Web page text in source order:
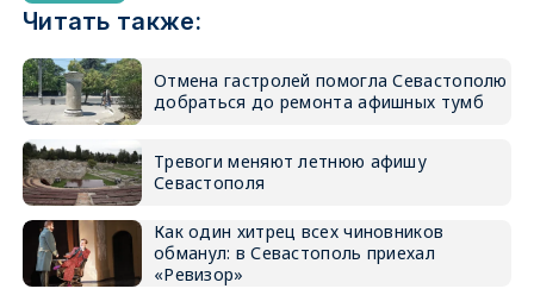
Читать также:
Отмена гастролей помогла Севастополю
добраться до ремонта афишных тумб
Тревоги меняют летнюю афишу
Севастополя
Как один хитрец всех чиновников
обманул: в Севастополь приехал
«Ревизор»